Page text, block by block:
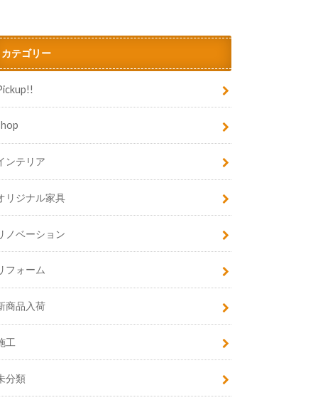
カテゴリー
ンテリア
リジナル家具
ノベーション
フォーム
商品入荷
工
分類